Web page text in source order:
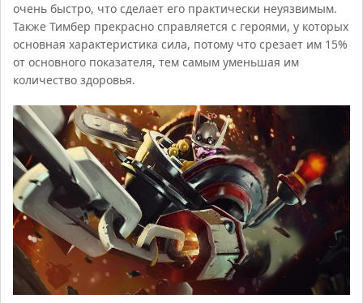
очень быстро, что сделает его практически неуязвимым.
Также Тимбер прекрасно справляется с героями, у которых
основная характеристика сила, потому что срезает им 15%
от основного показателя, тем самым уменьшая им
количество здоровья.